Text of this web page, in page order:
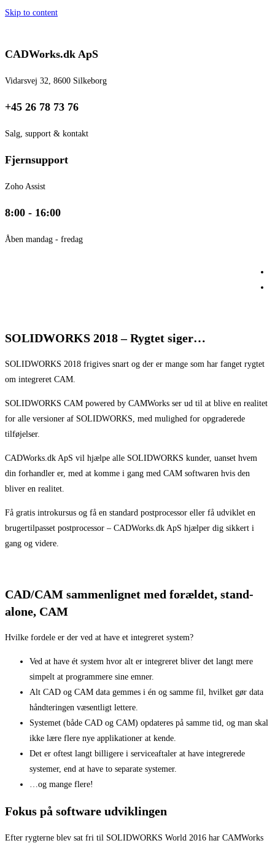
Skip to content
CADWorks.dk ApS
Vidarsvej 32, 8600 Silkeborg
+45 26 78 73 76
Salg, support & kontakt
Fjernsupport
Zoho Assist
8:00 - 16:00
Åben mandag - fredag
SOLIDWORKS 2018 – Rygtet siger…
SOLIDWORKS 2018 frigives snart og der er mange som har fanget rygtet
om integreret CAM.
SOLIDWORKS CAM powered by CAMWorks ser ud til at blive en realitet
for alle versioner af SOLIDWORKS, med mulighed for opgraderede
tilføjelser.
CADWorks.dk ApS vil hjælpe alle SOLIDWORKS kunder, uanset hvem
din forhandler er, med at komme i gang med CAM softwaren hvis den
bliver en realitet.
Få gratis introkursus og få en standard postprocessor eller få udviklet en
brugertilpasset postprocessor – CADWorks.dk ApS hjælper dig sikkert i
gang og videre.
CAD/CAM sammenlignet med forældet, stand-
alone, CAM
Hvilke fordele er der ved at have et integreret system?
Ved at have ét system hvor alt er integreret bliver det langt mere
simpelt at programmere sine emner.
Alt CAD og CAM data gemmes i én og samme fil, hvilket gør data
håndteringen væsentligt lettere.
Systemet (både CAD og CAM) opdateres på samme tid, og man skal
ikke lære flere nye applikationer at kende.
Det er oftest langt billigere i serviceaftaler at have integrerede
systemer, end at have to separate systemer.
…og mange flere!
Fokus på software udviklingen
Efter rygterne blev sat fri til SOLIDWORKS World 2016 har CAMWorks